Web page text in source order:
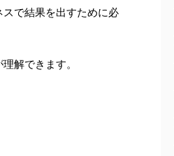
で結果を出すために必
解できます。